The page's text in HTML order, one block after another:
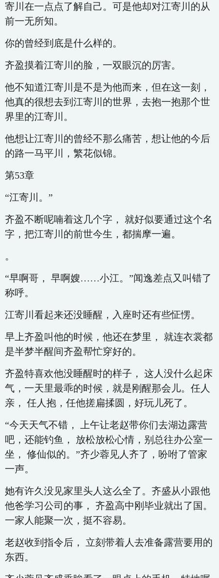
寄川在一点点了解自己。可是他却对江寄川的从
前一无所知。
你的曾经到底是什么样的。
齐盈摸着江寄川的脸，一双眼沉的厉害。
他不知道江寄川是不是为他而来，但在这一刻，
他真的很想去到江寄川的世界，去抱一抱那个世
界里的江寄川。
他想让江寄川的曾经不那么痛苦，想让他的今后
的路一马平川，繁花似锦。
第53章
“江寄川。”
齐盈不断呢喃着这几个字， 就好似要通过这个名
字，把江寄川的前世今生，都揣摩一遍。
。
“早啊哥， 早啊嫂……小江。”闻逸差点又叫错了
称呼。
江寄川看起来还没睡醒，入座时还有些怔愣。
早上齐盈叫他的时候，他还在梦里， 就连衣裳都
是半梦半醒间齐盈帮忙穿好的。
齐盈特喜欢他没睡醒时的样子， 这人没什么起床
气，一天里最乖的时候，就是刚醒那会儿。任人
亲， 任人抱，任他搓扁揉圆，好玩儿死了。
“今天天气不错， 上午让老赵带你们去湖边露营
吧，还能钓鱼， 放松放松心情，别总往办公室一
坐， 修仙似的。”齐少蓉见人齐了，吩咐了管家
一声。
她有许久没见家里头人这么全了。齐盛从小跟他
他爸学习公司的事， 齐盈高中刚毕业就出了国。
一家人能聚一次，挺不容易。
老赵收到指令后， 立刻带着人去准备露营要用的
东西。